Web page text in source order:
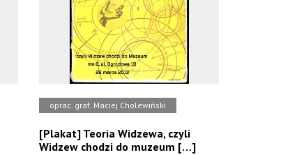
oprac. graf. Maciej Cholewiński
[Plakat] Teoria Widzewa, czyli
Widzew chodzi do muzeum […]